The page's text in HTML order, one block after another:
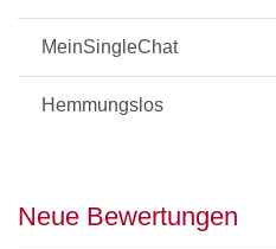
MeinSingleChat
Hemmungslos
Neue Bewertungen